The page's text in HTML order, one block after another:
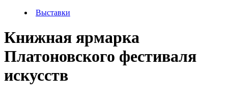
Выставки
Книжная ярмарка
Платоновского фестиваля
искусств